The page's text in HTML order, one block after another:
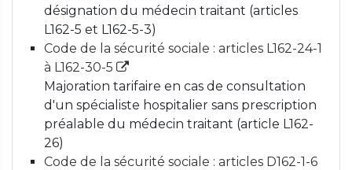
désignation du médecin traitant (articles
L162-5 et L162-5-3)
Code de la sécurité sociale : articles L162-24-1
à L162-30-5
Majoration tarifaire en cas de consultation
d'un spécialiste hospitalier sans prescription
préalable du médecin traitant (article L162-
26)
Code de la sécurité sociale : articles D162-1-6